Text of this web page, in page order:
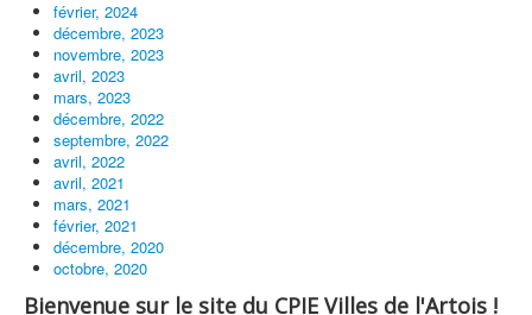
février, 2024
décembre, 2023
novembre, 2023
avril, 2023
mars, 2023
décembre, 2022
septembre, 2022
avril, 2022
avril, 2021
mars, 2021
février, 2021
décembre, 2020
octobre, 2020
Bienvenue sur le site du CPIE Villes de l'Artois !